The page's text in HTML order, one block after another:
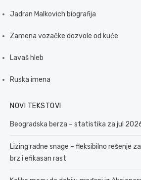
Jadran Malkovich biografija
Zamena vozačke dozvole od kuće
Lavaš hleb
Ruska imena
NOVI TEKSTOVI
Beogradska berza – statistika za jul
Lizing radne snage – fleksibilno rešenje
brz i efikasan rast